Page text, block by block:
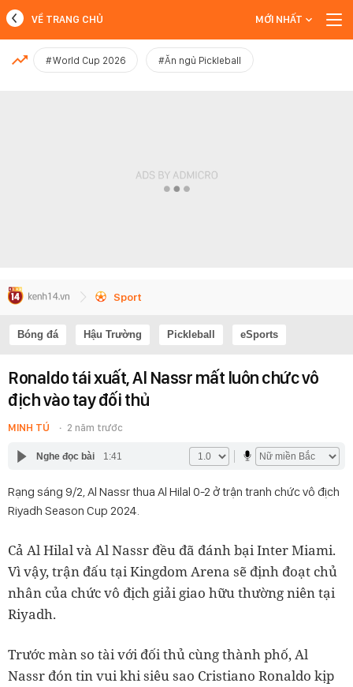
MỚI NHẤT
VỀ TRANG CHỦ MỚI NHẤT
#World Cup 2026 #Ăn ngủ Pickleball
Sport
Bóng đá Hậu Trường Pickleball eSports
Ronaldo tái xuất, Al Nassr mất luôn chức vô
địch vào tay đối thủ
MINH TÚ 2 năm trước
Nghe đọc bài 1:41
Rạng sáng 9/2, Al Nassr thua Al Hilal 0-2 ở trận tranh chức vô địch
Riyadh Season Cup 2024.
Cả Al Hilal và Al Nassr đều đã đánh bại Inter Miami.
Vì vậy, trận đấu tại Kingdom Arena sẽ định đoạt chủ
nhân của chức vô địch giải giao hữu thường niên tại
Riyadh.
Trước màn so tài với đối thủ cùng thành phố, Al
Nassr đón tin vui khi siêu sao Cristiano Ronaldo kịp